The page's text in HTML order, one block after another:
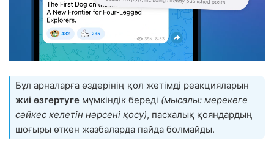
Бұл арналарға өздерінің қол жетімді реакцияларын
жиі өзгертуге мүмкіндік береді (мысалы: мерекеге
сәйкес келетін нәрсені қосу), пасхалық қояндардың
шоғыры өткен жазбаларда пайда болмайды.